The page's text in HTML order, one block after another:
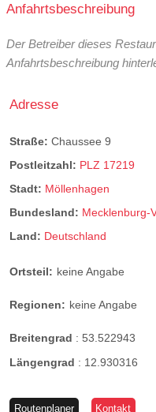
Anfahrtsbeschreibung
Der Betreiber dieses
Anfahrtsbeschreibung
Adresse
Straße: Chaussee 9
Postleitzahl: PLZ 17219
Stadt: Möllenhagen
Bundesland: Mecklenburg-
Land: Deutschland
Ortsteil: keine Angabe
Regionen: keine Angabe
Breitengrad : 53.522943
Längengrad : 12.930316
Routenplaner Kontakt